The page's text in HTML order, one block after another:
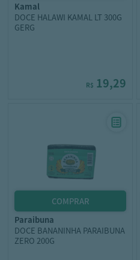
kamal
DOCE HALAWI KAMAL LT 300G
GERG
R$ 19,29
paraibuna
DOCE BANANINHA PARAIBUNA
ZERO 200G